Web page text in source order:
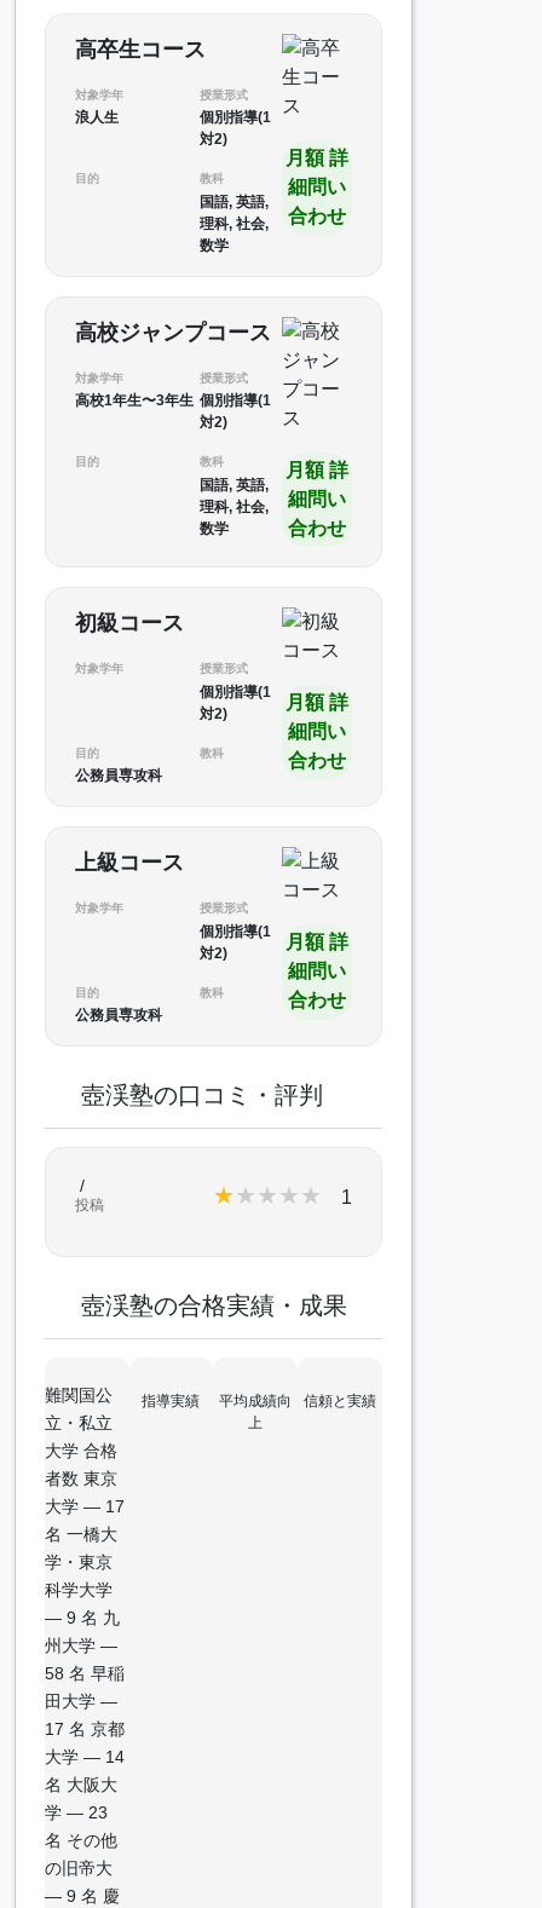
高卒生コース
対象学年
浪人生
授業形式
個別指導(1
対2)
目的 教科
国語, 英語,
理科, 社会,
数学
月額 詳
細問い
合わせ
高校ジャンプコース
対象学年
高校1年生〜3年生
授業形式
個別指導(1
対2)
目的 教科
国語, 英語,
理科, 社会,
数学
月額 詳
細問い
合わせ
初級コース
対象学年 授業形式
個別指導(1
対2)
目的
公務員専攻科
教科
月額 詳
細問い
合わせ
上級コース
対象学年 授業形式
個別指導(1
対2)
目的
公務員専攻科
教科
月額 詳
細問い
合わせ
壺渓塾の口コミ・評判
★★★★★ 1
/
投稿
壺渓塾の合格実績・成果
難関国公
立・私立
大学 合格
者数 東京
大学 — 17
名 一橋大
学・東京
科学大学
— 9 名 九
州大学 —
58 名 早稲
田大学 —
17 名 京都
大学 — 14
名 大阪大
学 — 23
名 その他
の旧帝大
— 9 名 慶
指導実績
平均成績向
上
信頼と実績